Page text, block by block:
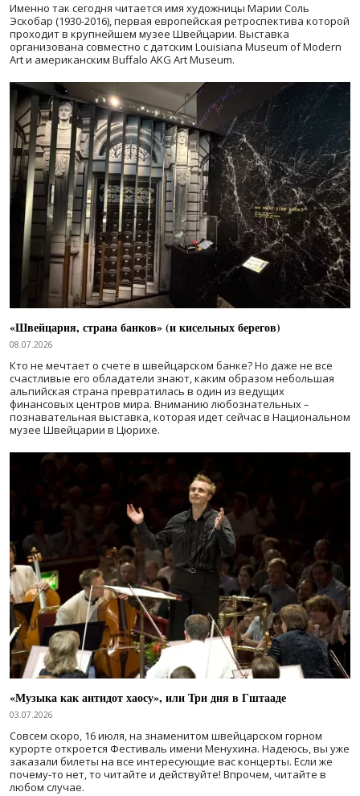
Именно так сегодня читается имя художницы Марии Соль
Эскобар (1930-2016), первая европейская ретроспектива которой
проходит в крупнейшем музее Швейцарии. Выставка
организована совместно с датским Louisiana Museum of Modern
Art и американским Buffalo AKG Art Museum.
«Швейцария, страна банков» (и кисельных берегов)
08.07.2026
Кто не мечтает о счете в швейцарском банке? Но даже не все
счастливые его обладатели знают, каким образом небольшая
альпийская страна превратилась в один из ведущих
финансовых центров мира. Вниманию любознательных –
познавательная выставка, которая идет сейчас в Национальном
музее Швейцарии в Цюрихе.
«Музыка как антидот хаосу», или Три дня в Гштааде
03.07.2026
Совсем скоро, 16 июля, на знаменитом швейцарском горном
курорте откроется Фестиваль имени Менухина. Надеюсь, вы уже
заказали билеты на все интересующие вас концерты. Если же
почему-то нет, то читайте и действуйте! Впрочем, читайте в
любом случае.